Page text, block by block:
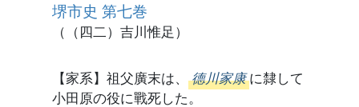
堺市史 第七巻
（（四二）吉川惟足）
【家系】祖父廣末は、 德川家康 に隸して
小田原の役に戰死した。